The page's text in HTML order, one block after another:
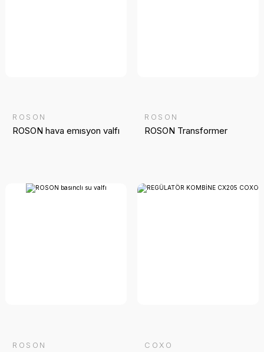
ROSON
ROSON hava emısyon valfı
ROSON
ROSON Transformer
ROSON COXO